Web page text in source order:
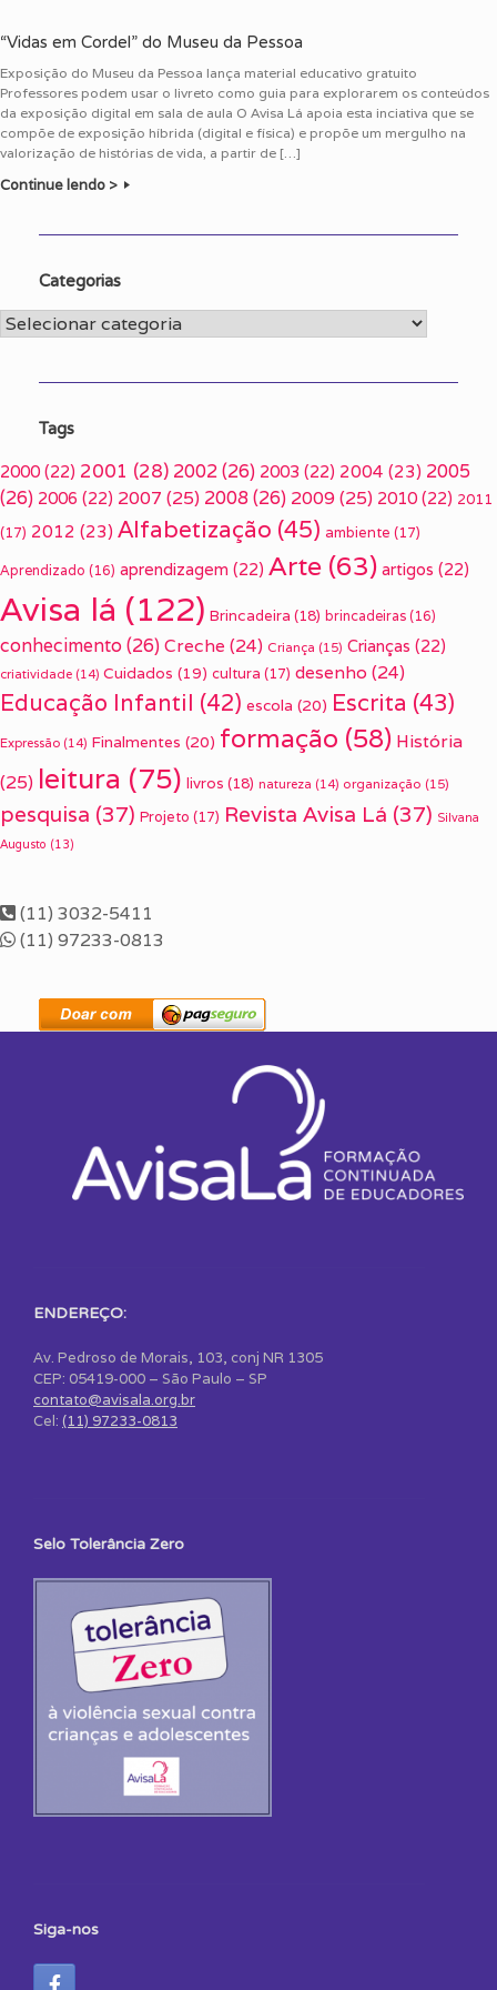
“Vidas em Cordel” do Museu da Pessoa
Exposição do Museu da Pessoa lança material educativo gratuito
Professores podem usar o livreto como guia para explorarem os conteúdos
da exposição digital em sala de aula O Avisa Lá apoia esta inciativa que se
compõe de exposição híbrida (digital e física) e propõe um mergulho na
valorização de histórias de vida, a partir de […]
Continue lendo >
Categorias
Categorias
Tags
2000 (22) 2001 (28) 2002(26) 2003 (22) 2004 (23) 2005
(26) 2006 (22) 2007 (25) 2008(26) 2009(25) 2010 (22) 2011
(17) 2012 (23) Alfabetização (45) ambiente (17)
Aprendizado (16) aprendizagem (22) Arte (63) artigos (22)
Avisa lá (122) Brincadeira (18) brincadeiras (16)
conhecimento(26) Creche (24) Criança (15) Crianças (22)
criatividade (14) Cuidados (19) cultura (17) desenho (24)
Educação Infantil (42) escola (20) Escrita (43)
Expressão (14) Finalmentes (20) formação (58) História
(25) leitura (75) livros (18) natureza (14) organização (15)
pesquisa (37) Projeto (17) Revista Avisa Lá (37) Silvana
Augusto (13)
(11) 3032-5411
(11) 97233-0813
ENDEREÇO:
Av. Pedroso de Morais, 103, conj NR 1305
CEP: 05419-000 – São Paulo – SP
contato@avisala.org.br
Cel: (11) 97233-0813
Selo Tolerância Zero
Siga-nos